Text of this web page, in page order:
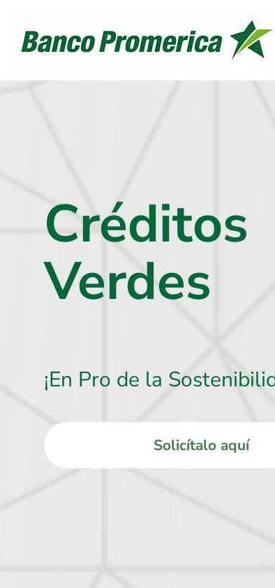
Créditos
Verdes
¡En Pro de la
Solicítalo aquí